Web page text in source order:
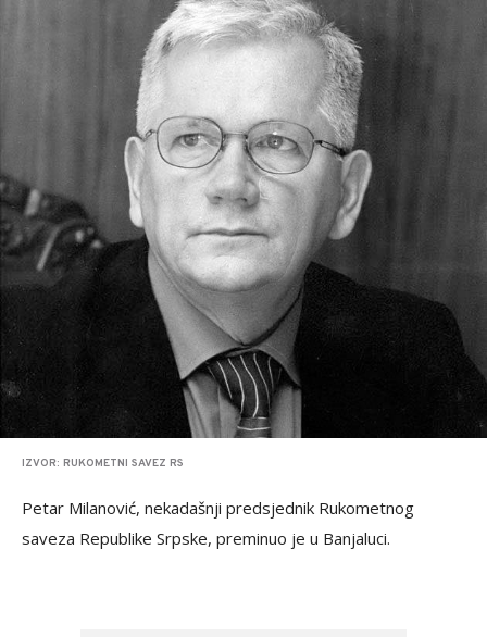
IZVOR: RUKOMETNI SAVEZ RS
Petar Milanović, nekadašnji predsjednik Rukometnog
saveza Republike Srpske, preminuo je u Banjaluci.